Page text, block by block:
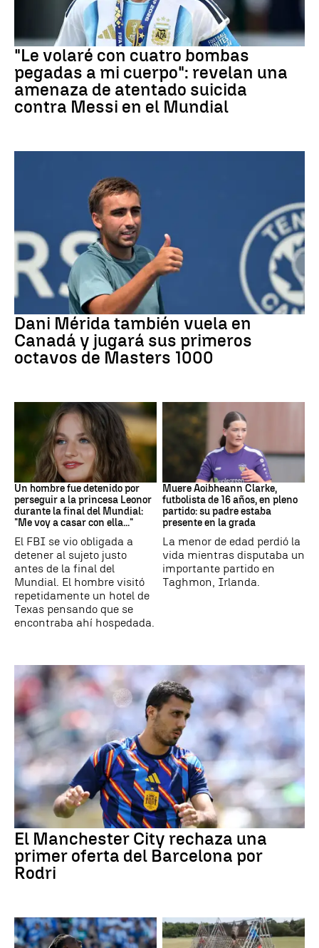
Mundial 2026
"Le volaré con cuatro bombas
pegadas a mi cuerpo": revelan una
amenaza de atentado suicida
contra Messi en el Mundial
Dani Mérida también vuela en
Canadá y jugará sus primeros
octavos de Masters 1000
Mundial 2026
Un hombre fue detenido por
perseguir a la princesa Leonor
durante la final del Mundial:
"Me voy a casar con ella..."
El FBI se vio obligada a
detener al sujeto justo
antes de la final del
Mundial. El hombre visitó
repetidamente un hotel de
Texas pensando que se
encontraba ahí hospedada.
Muere Aoibheann Clarke,
futbolista de 16 años, en pleno
partido: su padre estaba
presente en la grada
La menor de edad perdió la
vida mientras disputaba un
importante partido en
Taghmon, Irlanda.
El Manchester City rechaza una
primer oferta del Barcelona por
Rodri